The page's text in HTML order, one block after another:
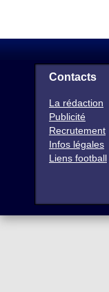
Contacts
La rédaction
Publicité
Recrutement
Infos légales
Liens football